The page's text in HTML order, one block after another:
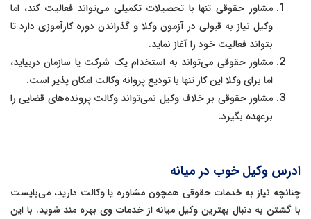
مشاور حقوقی تنها با تحصیلات تکمیلی می‌تواند فعالیت کند، اما
وکیل نیاز به قبولی در آزمون وکلا و گذراندن دوره کارآموزی دارد تا
بتواند فعالیت خود را آغاز نماید.
مشاور حقوقی می‌تواند به استخدام یک شرکت یا سازمان دربیاید،
اما برای وکلا این کار تنها با تودیع پروانه وکالت امکان پذیر است.
مشاور حقوقی بر خلاف وکیل نمی‌تواند وکالت پرونده‌های قضایی را
برعهده بگیرد.
ادرس وکیل خوب در میانه
چنانچه نیاز به خدمات حقوقی همچون مشاوره یا وکالت دارید، می‌بایست
با گشتن به دنبال بهترین وکیل میانه از خدمات وی بهره مند شوید. با این